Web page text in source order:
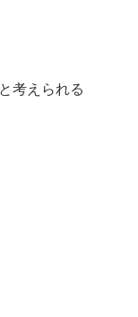
考えられる